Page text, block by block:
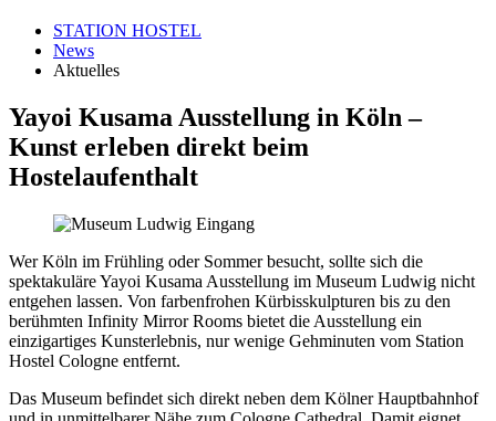
STATION HOSTEL
News
Aktuelles
Yayoi Kusama Ausstellung in Köln –
Kunst erleben direkt beim
Hostelaufenthalt
Wer Köln im Frühling oder Sommer besucht, sollte sich die
spektakuläre Yayoi Kusama Ausstellung im Museum Ludwig nicht
entgehen lassen. Von farbenfrohen Kürbisskulpturen bis zu den
berühmten Infinity Mirror Rooms bietet die Ausstellung ein
einzigartiges Kunsterlebnis, nur wenige Gehminuten vom Station
Hostel Cologne entfernt.
Das Museum befindet sich direkt neben dem Kölner Hauptbahnhof